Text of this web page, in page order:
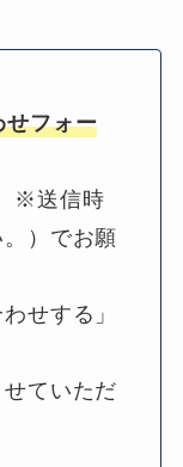
せフォー
※送信時
）でお願
せする」
ていただ